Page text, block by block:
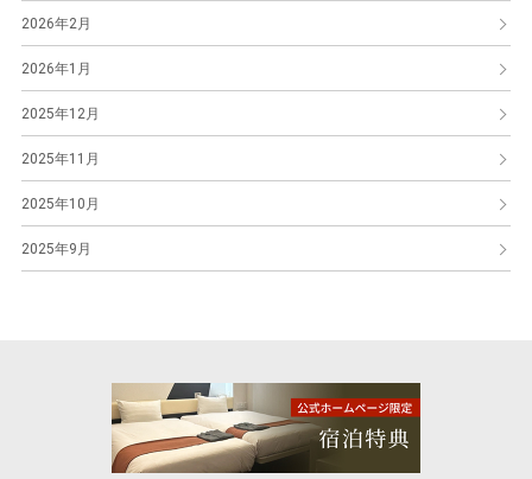
2026年2月
2026年1月
2025年12月
2025年11月
2025年10月
2025年9月